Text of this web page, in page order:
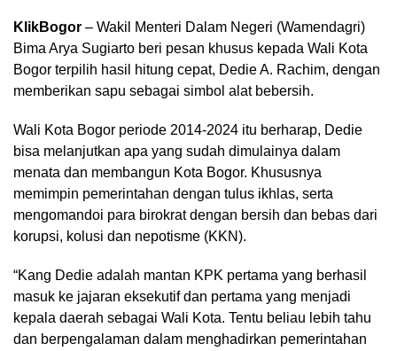
KlikBogor – Wakil Menteri Dalam Negeri (Wamendagri)
Bima Arya Sugiarto beri pesan khusus kepada Wali Kota
Bogor terpilih hasil hitung cepat, Dedie A. Rachim, dengan
memberikan sapu sebagai simbol alat bebersih.
Wali Kota Bogor periode 2014-2024 itu berharap, Dedie
bisa melanjutkan apa yang sudah dimulainya dalam
menata dan membangun Kota Bogor. Khususnya
memimpin pemerintahan dengan tulus ikhlas, serta
mengomandoi para birokrat dengan bersih dan bebas dari
korupsi, kolusi dan nepotisme (KKN).
“Kang Dedie adalah mantan KPK pertama yang berhasil
masuk ke jajaran eksekutif dan pertama yang menjadi
kepala daerah sebagai Wali Kota. Tentu beliau lebih tahu
dan berpengalaman dalam menghadirkan pemerintahan